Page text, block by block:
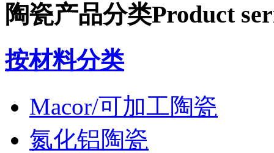
陶瓷产品分类Product
按材料分类
Macor/可加工陶瓷
氮化铝陶瓷